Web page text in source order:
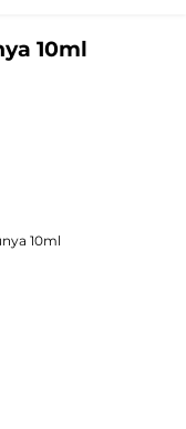
10ml